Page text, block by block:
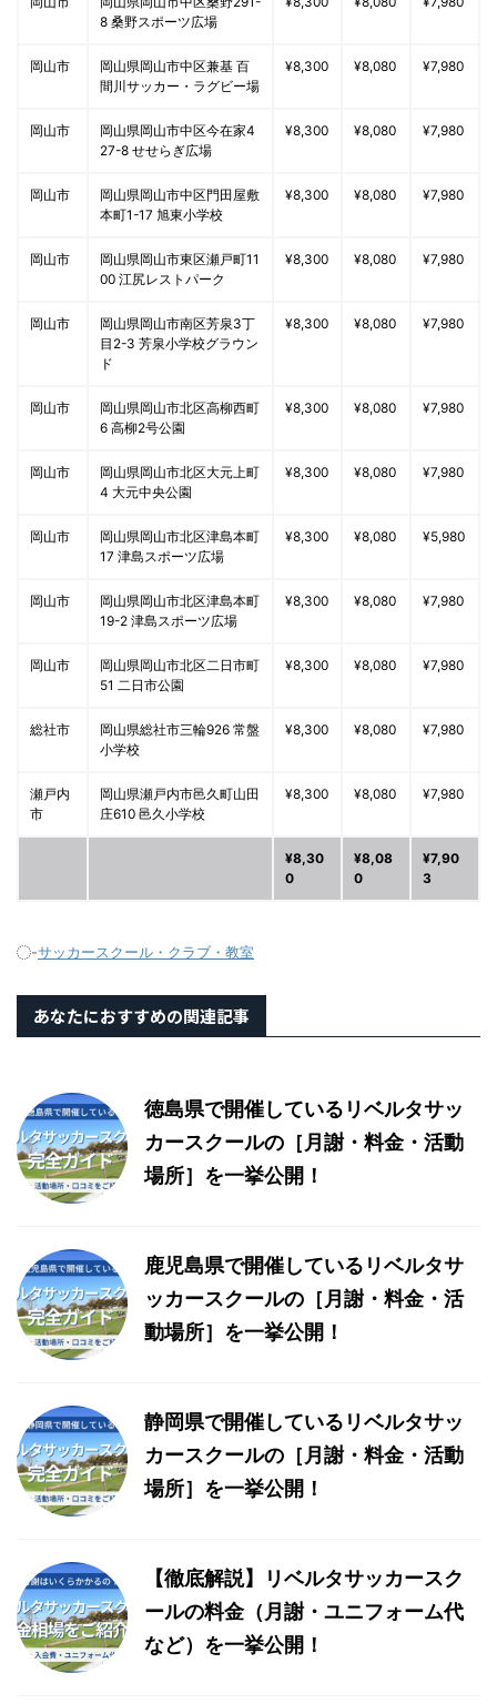
8 桑野スポーツ広場
岡山市
岡山県岡山市中区兼基 百
間川サッカー・ラグビー場
¥8,300 ¥8,080 ¥7,980
岡山市
岡山県岡山市中区今在家4
27-8 せせらぎ広場
¥8,300 ¥8,080 ¥7,980
岡山市
岡山県岡山市中区門田屋敷
本町1-17 旭東小学校
¥8,300 ¥8,080 ¥7,980
岡山市
岡山県岡山市東区瀬戸町11
00 江尻レストパーク
¥8,300 ¥8,080 ¥7,980
岡山市
岡山県岡山市南区芳泉3丁
目2-3 芳泉小学校グラウン
ド
¥8,300 ¥8,080 ¥7,980
岡山市
岡山県岡山市北区高柳西町
6 高柳2号公園
¥8,300 ¥8,080 ¥7,980
岡山市
岡山県岡山市北区大元上町
4 大元中央公園
¥8,300 ¥8,080 ¥7,980
岡山市
岡山県岡山市北区津島本町
17 津島スポーツ広場
¥8,300 ¥8,080 ¥5,980
岡山市
岡山県岡山市北区津島本町
19-2 津島スポーツ広場
¥8,300 ¥8,080 ¥7,980
岡山市
岡山県岡山市北区二日市町
51 二日市公園
¥8,300 ¥8,080 ¥7,980
総社市
岡山県総社市三輪926 常盤
小学校
¥8,300 ¥8,080 ¥7,980
瀬戸内
市
岡山県瀬戸内市邑久町山田
庄610 邑久小学校
¥8,300 ¥8,080 ¥7,980
¥8,30
0
¥8,08
0
¥7,90
3
-サッカースクール・クラブ・教室
あなたにおすすめの関連記事
徳島県で開催しているリベルタサッ
カースクールの［月謝・料金・活動
場所］を一挙公開！
鹿児島県で開催しているリベルタサ
ッカースクールの［月謝・料金・活
動場所］を一挙公開！
静岡県で開催しているリベルタサッ
カースクールの［月謝・料金・活動
場所］を一挙公開！
【徹底解説】リベルタサッカースク
ールの料金（月謝・ユニフォーム代
など）を一挙公開！